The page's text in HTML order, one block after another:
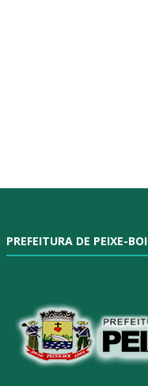
PREFEITURA DE PEIXE-BOI